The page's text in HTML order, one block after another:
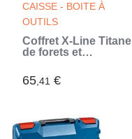
CAISSE - BOITE À
OUTILS
Coffret X-Line Titane
de forets et
Bosch - 100 pieces
(Gris)
65,41 €